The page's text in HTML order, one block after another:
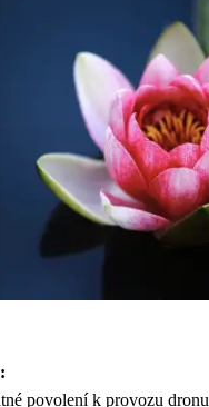
povolení k provozu dronu